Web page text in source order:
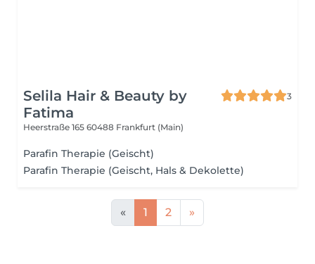
Selila Hair & Beauty by
Fatima
3
Heerstraße 165 60488 Frankfurt (Main)
Parafin Therapie (Geischt)
Parafin Therapie (Geischt, Hals & Dekolette)
« 1 2 »